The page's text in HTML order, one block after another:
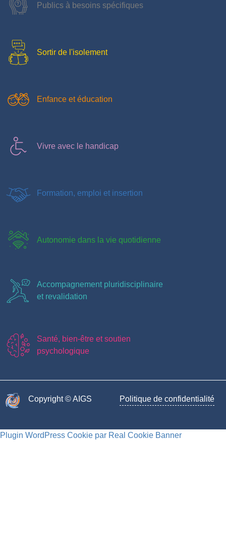
Publics à besoins spécifiques
Sortir de l'isolement
Enfance et éducation
Vivre avec le handicap
Formation, emploi et insertion
Autonomie dans la vie quotidienne
Accompagnement pluridisciplinaire
et revalidation
Santé, bien-être et soutien
psychologique
Copyright © AIGS​ Politique de confidentialité
Plugin WordPress Cookie par Real Cookie Banner